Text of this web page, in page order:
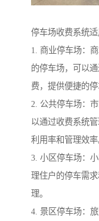
停车场收费系统适
1. 商业停车场：
的停车场，可以
费，提供便捷的停
2. 公共停车场：
以通过收费系统
利用率和管理效率
3. 小区停车场：
理住户的停车需
理。
4. 景区停车场：